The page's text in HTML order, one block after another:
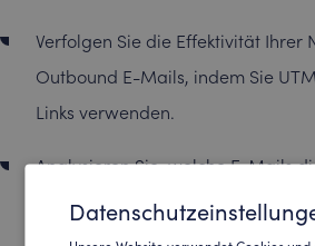
Verfolgen Sie die Effektivität Ihrer
Outbound E-Mails, indem Sie
Links verwenden.
Analysieren Sie, welche E-Mails
Unternehmenserkennungen in